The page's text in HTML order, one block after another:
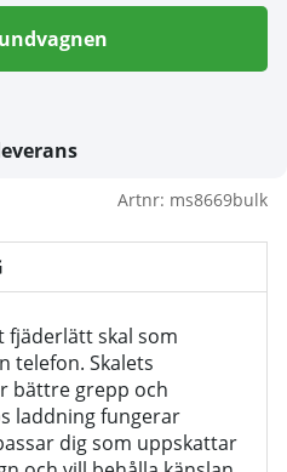
Artnr: ms8669bulk
fjäderlätt skal som
telefon. Skalets
bättre grepp och
laddning fungerar
dig som uppskattar